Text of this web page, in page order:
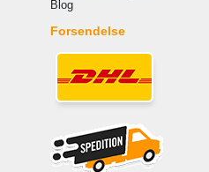
Blog
Forsendelse